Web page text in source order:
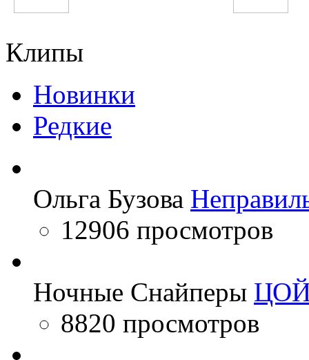
Клипы
Новинки
Редкие
Ольга Бузова
12906 просмотров
Ночные Снайперы
8820 просмотров